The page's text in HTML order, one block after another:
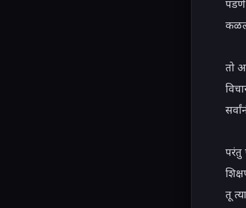
पडणे
तो
परंतु
तू